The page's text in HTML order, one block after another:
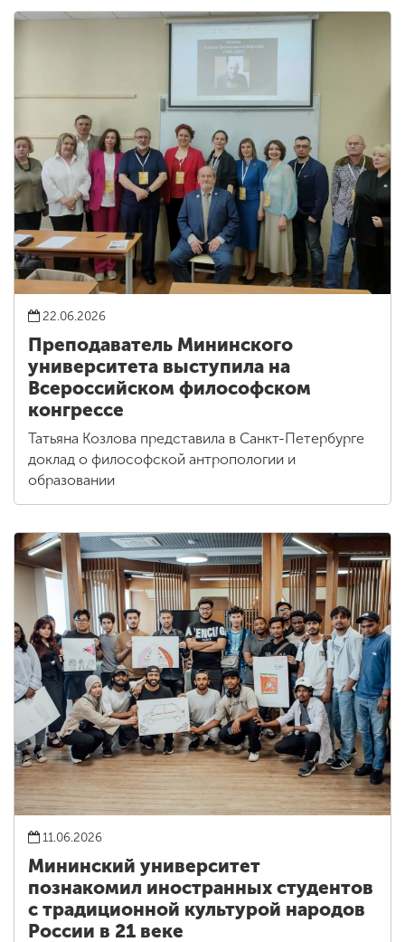
22.06.2026
Преподаватель Мининского
университета выступила на
Всероссийском философском
конгрессе
Татьяна Козлова представила в Санкт-Петербурге
доклад о философской антропологии и
образовании
11.06.2026
Мининский университет
познакомил иностранных студентов
с традиционной культурой народов
России в 21 веке